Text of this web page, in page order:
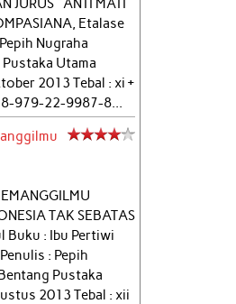
JURUS "ANTI MATI
Etalase
Nugraha
Pustaka Utama
2013 Tebal : xi +
979-22-9987-8...
TAK SEBATAS
Buku : Ibu Pertiwi
: Pepih
Pustaka
2013 Tebal : xii